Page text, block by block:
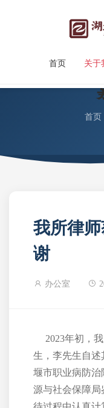
首页 关于
首页
我所律
谢
办公室
2023年初，我
生，李先生自
堰市职业病防治
源与社会保障